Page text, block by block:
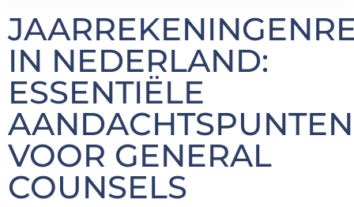
IN NEDERLAND:
ESSENTIËLE
AANDACHTSPUNTEN
VOOR GENERAL
COUNSELS